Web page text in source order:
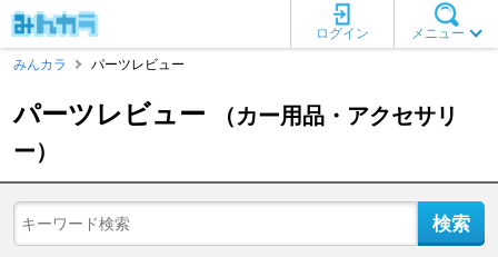
メニュー
ログイン
みんカラ
パーツレビュー
パーツレビュー
（カー用品・アクセサリ
ー）